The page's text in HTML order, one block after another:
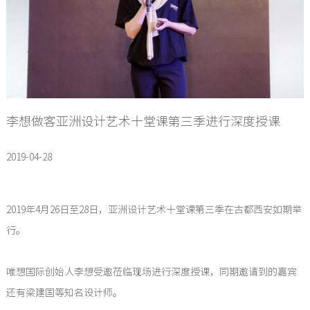
李想做客亚洲设计艺术十堂课第三季进行深度授课
2019-04-28
2019年4月26日至28日，亚洲设计艺术十堂课第三季在古都西安如期举
行。
唯想国际创始人李想受邀莅临现场进行深度授课，同期邀请到的嘉宾
还有梁建国等知名设计师。